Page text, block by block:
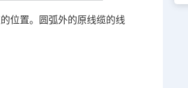
位置。圆弧外的原线缆的线